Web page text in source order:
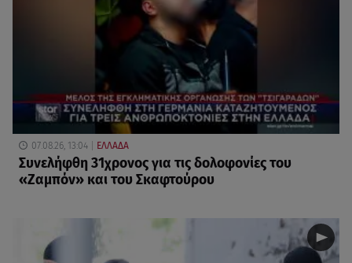
07.08.26, 13:04 ΕΛΛΑΔΑ
Συνελήφθη 31χρονος για τις δολοφονίες του
«Ζαμπόν» και του Σκαφτούρου